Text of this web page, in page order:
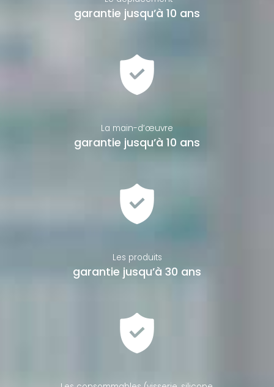
garantie jusqu’à 10 ans
La main-d’œuvre
garantie jusqu’à 10 ans
Les produits
garantie jusqu’à 30 ans